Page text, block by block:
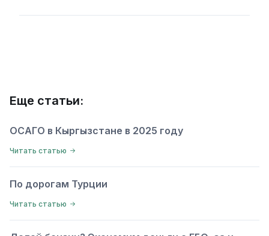
Еще статьи:
ОСАГО в Кыргызстане в 2025 году
Читать статью
По дорогам Турции
Читать статью